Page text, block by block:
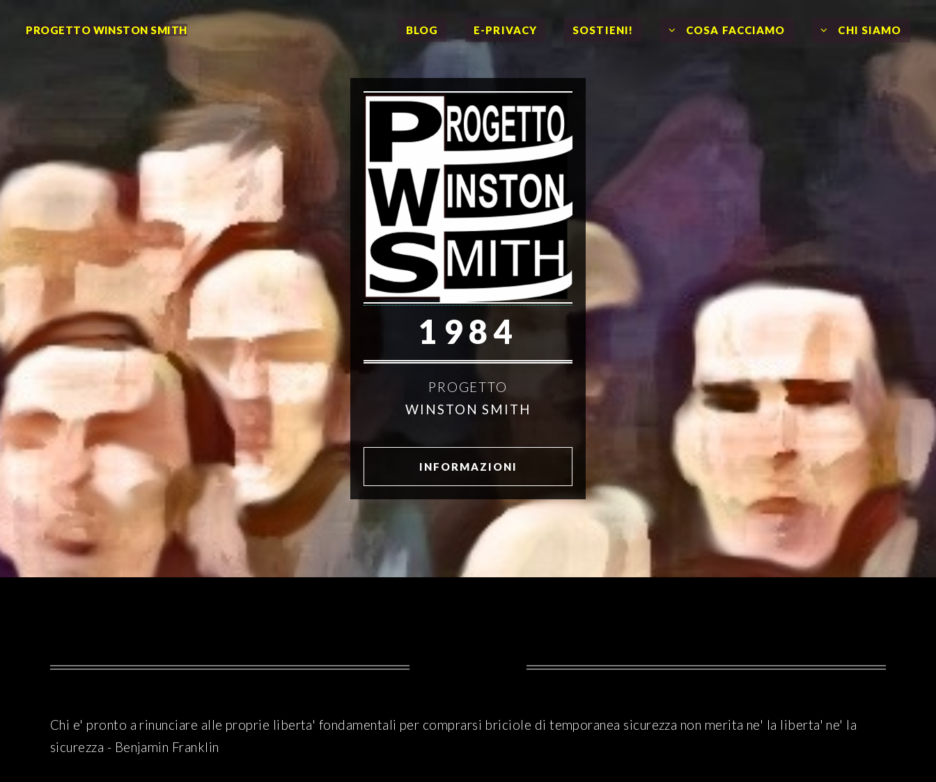
PROGETTO WINSTON SMITH BLOG E-PRIVACY SOSTIENI! COSA FACCIAMO CHI SIAMO
1984
PROGETTO
WINSTON SMITH
INFORMAZIONI
Chi e' pronto a rinunciare alle proprie liberta' fondamentali per comprarsi briciole di temporanea sicurezza non merita ne' la liberta' ne' la
sicurezza - Benjamin Franklin